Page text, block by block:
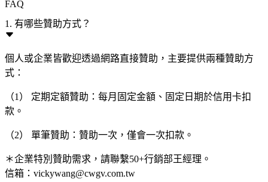
FAQ
1. 有哪些贊助方式？
個人或企業皆歡迎透過網路直接贊助，主要提供兩種贊助方
式：
（1） 定期定額贊助：每月固定金額、固定日期於信用卡扣
款。
（2） 單筆贊助：贊助一次，僅會一次扣款。
＊企業特別贊助需求，請聯繫50+行銷部王經理。
信箱：vickywang@cwgv.com.tw